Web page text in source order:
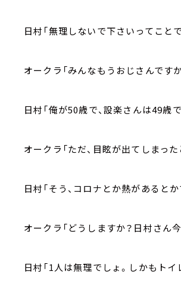
日村「無理しないで下さいってこと
オークラ「みんなもうおじさんですか
日村「俺が50歳で、設楽さんは49歳
オークラ「ただ、目眩が出てしまっ
日村「そう、コロナとか熱があると
オークラ「どうしますか？日村さん
日村「1人は無理でしょ。しかもト